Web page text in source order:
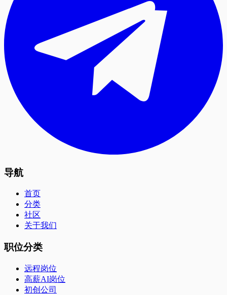
导航
首页
分类
社区
关于我们
职位分类
远程岗位
高薪AI岗位
初创公司